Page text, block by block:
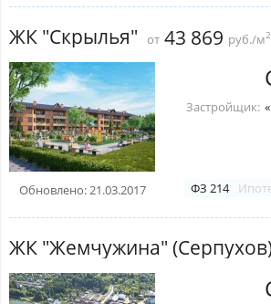
ЖК "Скрылья" от 43 869 руб./м2
Обновлено: 21.03.2017
Застройщик:
ФЗ 214
ЖК "Жемчужина"